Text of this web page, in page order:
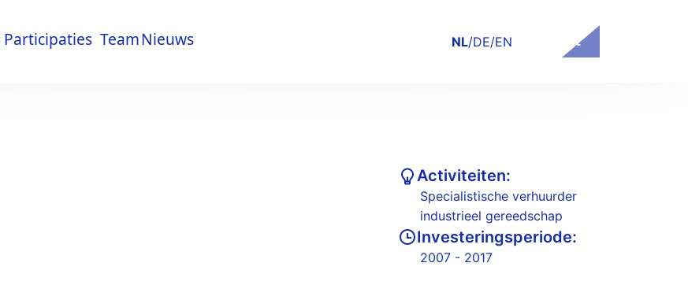
Participaties TeamNieuws
NL/DE/EN Contact
Activiteiten:
Specialistische verhuurder
industrieel gereedschap
Investeringsperiode:
2007 - 2017